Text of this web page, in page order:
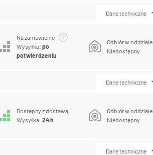
Dane techniczne
Na zamówienie
Wysyłka:po
potwierdzeniu
Odbiór w oddziale
Niedostępny
Dane techniczne
Dostępny z dostawą
Wysyłka:24 h
Odbiór w oddziale
Niedostępny
Dane techniczne